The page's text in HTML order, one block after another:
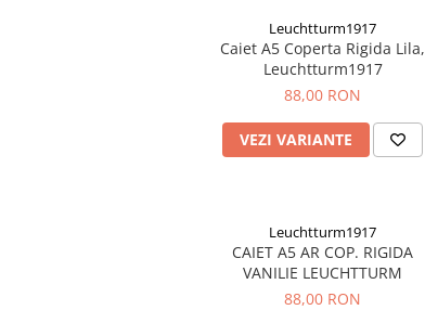
Leuchtturm1917
Caiet A5 Coperta Rigida Lila,
Leuchtturm1917
88,00 RON
VEZI VARIANTE
Leuchtturm1917
CAIET A5 AR COP. RIGIDA
VANILIE LEUCHTTURM
88,00 RON